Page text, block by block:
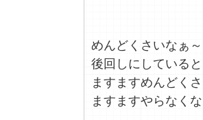
めんどくさいなぁ
後回しにしていると
ますますめんどくさ
ますますやらなくな